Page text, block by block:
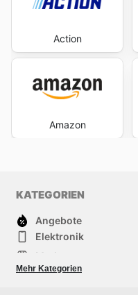
Action
Amazon
KATEGORIEN
Angebote
Elektronik
Mode
Baumarkt
Mehr Kategorien